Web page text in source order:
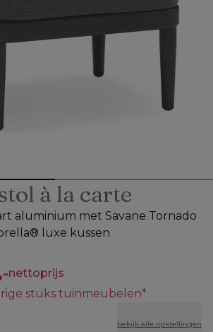
à la carte
aluminium met Savane Tornado
luxe kussen
nettoprijs
stuks tuinmeubelen*
bekijk alle opstellingen